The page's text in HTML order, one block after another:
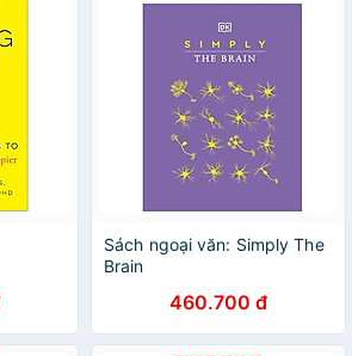
Sách ngoại văn: Simply The
Brain
460.700 đ